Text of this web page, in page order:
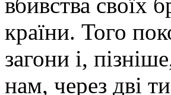
вбивства своїх
країни. Того
загони і,
нам, через дві